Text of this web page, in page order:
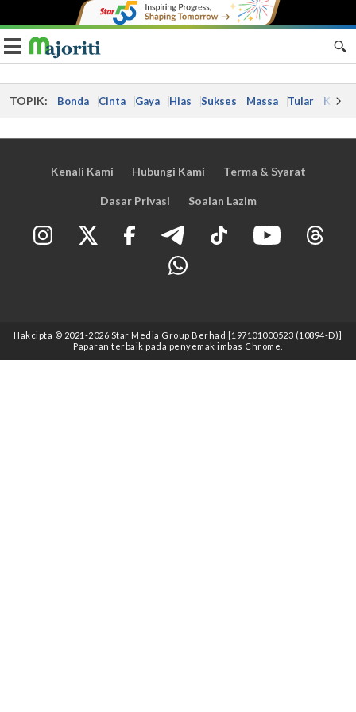
Toggle navigation
TOPIK: Bonda Cinta Gaya Hias Sukses Massa Tular Kes
Kenali Kami Hubungi Kami Terma & Syarat
Dasar Privasi Soalan Lazim
Hakcipta © 2021 -2026 Star Media Group Berhad [197101000523 (10894-D)]
Paparan terbaik pada penyemak imbas Chrome.